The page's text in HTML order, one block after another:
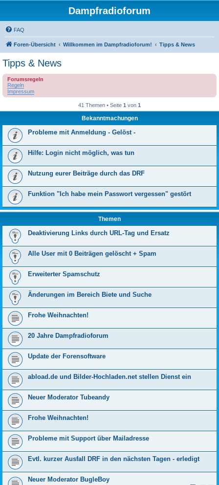
Dampfradioforum
FAQ
Foren-Übersicht Willkommen im Dampfradioforum! Tipps & News
Tipps & News
Forumsregeln
Regeln
Impressum
41 Themen • Seite 1 von 1
Bekanntmachungen
Probleme mit Anmeldung - Gelöst -
Hilfe: Login nicht möglich, was tun
Nutzung eurer Beiträge durch das DRF
Funktion "Ich habe mein Passwort vergessen" gestört
Themen
Deaktivierung Links durch URL-Tag und Ersatz
Alle User mit 0 Beiträgen gelöscht + Spam
Erweiterter Spamschutz
Änderungen im Bereich Biete und Suche
Frohe Weihnachten!
20 Jahre Dampfradioforum
Update der Forensoftware
abload.de und Bilder-Hochladen.net stellen Dienst ein
Neuer Moderator Tubeandy
Frohe Weihnachten!
Probleme mit Support über Mailadresse
Evtl. kurzer Ausfall DRF in den nächsten Tagen - erledigt
Neuer Moderator BugleBoy